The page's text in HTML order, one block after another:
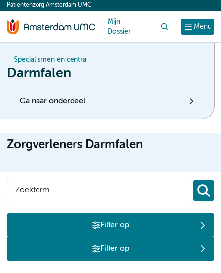
content
Menu
Patiëntenzorg Amsterdam UMC
Mijn
Dossier
Specialismen en centra
Darmfalen
Ga naar onderdeel
Zorgverleners Darmfalen
Filter op
Filter op